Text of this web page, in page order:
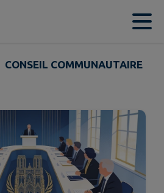
CONSEIL COMMUNAUTAIRE